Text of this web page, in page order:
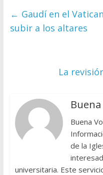
← Gaudí en el
subir a los altares
La
Buena
Buena
de la
universitaria. Este